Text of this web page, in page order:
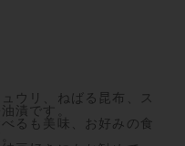
ウリ、ねばる昆布、ス
漬です。
るも美味、お好みの食